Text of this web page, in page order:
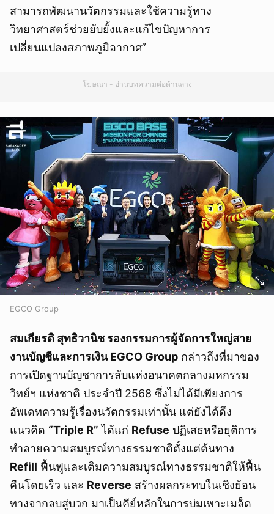
สามารถพัฒนานวัตกรรมและใช้ความรู้ทาง
วิทยาศาสตร์ช่วยยับยั้งและแก้ไขปัญหาการ
เปลี่ยนแปลงสภาพภูมิอากาศ”
โฆษณา - อ่านบทความต่อด้านล่าง
EGCO Group
สมเกียรติ สุทธิวานิช รองกรรมการผู้จัดการใหญ่สาย
งานบัญชีและการเงิน EGCO Group กล่าวถึงที่มาของ
การเปิดฐานบัญชาการลับแห่งอนาคตกลางมหกรรม
วิทย์ฯ แห่งชาติ ประจำปี 2568 ซึ่งไม่ได้มีเพียงการ
อัพเดทความรู้เรื่องนวัตกรรมเท่านั้น แต่ยังได้ดึง
แนวคิด “Triple R” ได้แก่ Refuse ปฏิเสธหรือยุติการ
ทำลายความสมบูรณ์ทางธรรมชาติตั้งแต่ต้นทาง
Refill ฟื้นฟูและเติมความสมบูรณ์ทางธรรมชาติให้ฟื้น
คืนโดยเร็ว และ Reverse สร้างผลกระทบในเชิงย้อน
ทางจากลบสู่บวก มาเป็นคีย์หลักในการบ่มเพาะเมล็ด